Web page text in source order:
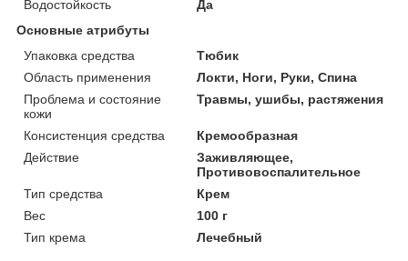
Водостойкость
Да
Основные атрибуты
Упаковка средства
Тюбик
Область применения
Локти, Ноги, Руки, Спина
Проблема и состояние
кожи
Травмы, ушибы, растяжения
Консистенция средства
Кремообразная
Действие
Заживляющее,
Противовоспалительное
Тип средства
Крем
Вес
100 г
Тип крема
Лечебный